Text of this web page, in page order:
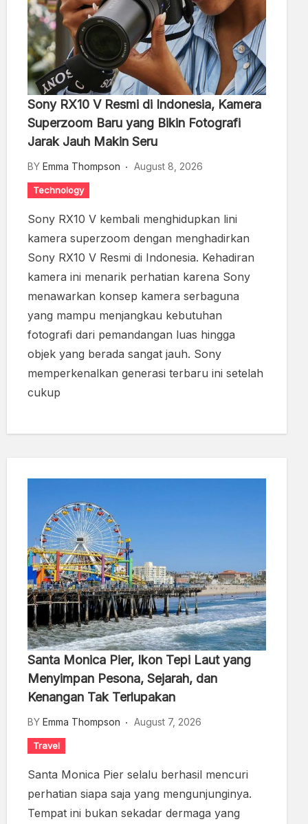
Sony RX10 V Resmi di Indonesia, Kamera
Superzoom Baru yang Bikin Fotografi
Jarak Jauh Makin Seru
BY Emma Thompson August 8, 2026
Technology
Sony RX10 V kembali menghidupkan lini
kamera superzoom dengan menghadirkan
Sony RX10 V Resmi di Indonesia. Kehadiran
kamera ini menarik perhatian karena Sony
menawarkan konsep kamera serbaguna
yang mampu menjangkau kebutuhan
fotografi dari pemandangan luas hingga
objek yang berada sangat jauh. Sony
memperkenalkan generasi terbaru ini setelah
cukup
Santa Monica Pier, Ikon Tepi Laut yang
Menyimpan Pesona, Sejarah, dan
Kenangan Tak Terlupakan
BY Emma Thompson August 7, 2026
Travel
Santa Monica Pier selalu berhasil mencuri
perhatian siapa saja yang mengunjunginya.
Tempat ini bukan sekadar dermaga yang